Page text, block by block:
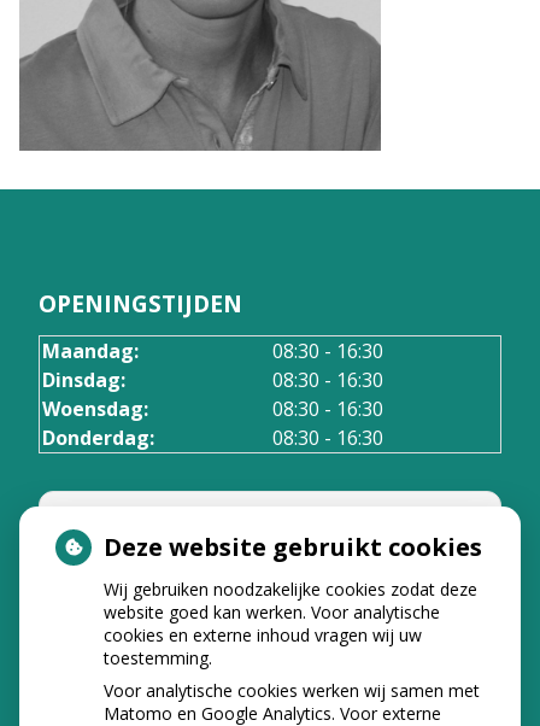
OPENINGSTIJDEN
Maandag:
08:30 - 16:30
Dinsdag:
08:30 - 16:30
Woensdag:
08:30 - 16:30
Donderdag:
08:30 - 16:30
U heeft geen toestemming gegeven
voorexterne inhouddie nodig is om
dit te zien.
Cookie-instellingen wijzigen
Deze website gebruikt cookies
Wij gebruiken noodzakelijke cookies zodat deze
website goed kan werken. Voor analytische
cookies en externe inhoud vragen wij uw
toestemming.
Voor analytische cookies werken wij samen met
Matomo en Google Analytics. Voor externe